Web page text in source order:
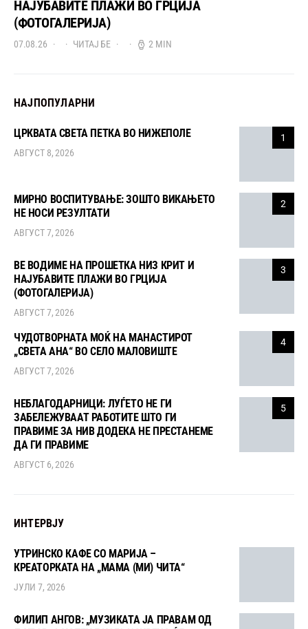
НАЈУБАВИТЕ ПЛАЖИ ВО ГРЦИЈА
(ФОТОГАЛЕРИЈА)
07.08.26 ЧИТАЈ БЕ 2 MIN
НАЈПОПУЛАРНИ
1
ЦРКВАТА СВЕТА ПЕТКА ВО НИЖЕПОЛЕ
АВГУСТ 8, 2026
2
МИРНО ВОСПИТУВАЊЕ: ЗОШТО ВИКАЊЕТО
НЕ НОСИ РЕЗУЛТАТИ
АВГУСТ 7, 2026
3
ВЕ ВОДИМЕ НА ПРОШЕТКА НИЗ КРИТ И
НАЈУБАВИТЕ ПЛАЖИ ВО ГРЦИЈА
(ФОТОГАЛЕРИЈА)
АВГУСТ 7, 2026
4
ЧУДОТВОРНАТА МОЌ НА МАНАСТИРОТ
„СВЕТА АНА“ ВО СЕЛО МАЛОВИШТЕ
АВГУСТ 7, 2026
5
НЕБЛАГОДАРНИЦИ: ЛУЃЕТО НЕ ГИ
ЗАБЕЛЕЖУВААТ РАБОТИТЕ ШТО ГИ
ПРАВИМЕ ЗА НИВ ДОДЕКА НЕ ПРЕСТАНЕМЕ
ДА ГИ ПРАВИМЕ
АВГУСТ 6, 2026
ИНТЕРВЈУ
УТРИНСКО КАФЕ СО МАРИЈА –
КРЕАТОРКАТА НА „МАМА (МИ) ЧИТА“
ЈУЛИ 7, 2026
ФИЛИП АНГОВ: „МУЗИКАТА ЈА ПРАВАМ ОД